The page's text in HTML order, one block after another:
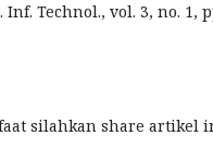
Inf. Technol., vol. 3, no. 1,
silahkan share artikel